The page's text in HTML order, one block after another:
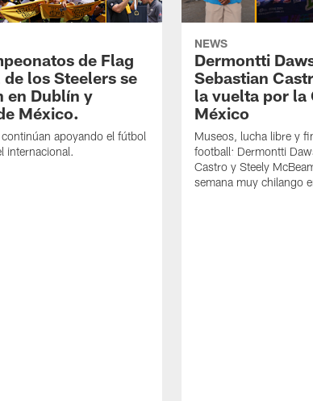
de Flag
los Steelers se
en Dublín y
México.
apoyando el fútbol
internacional.
NEWS
Dermontti
Sebastian
la vuelta por la
México
Museos, lucha libre y
football: Dermontti
Castro y Steely
semana muy chilango